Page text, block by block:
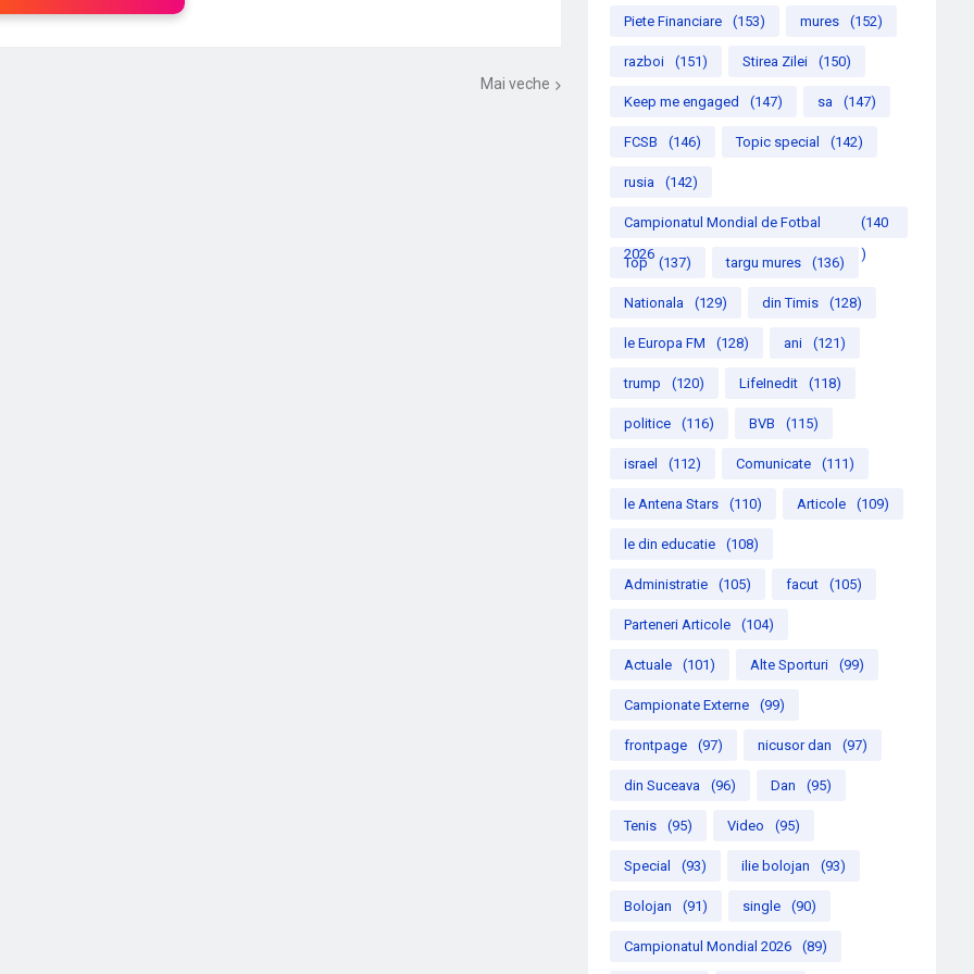
Mai veche
Piete Financiare (153) mures (152)
razboi (151) Stirea Zilei (150)
Keep me engaged (147) sa (147)
FCSB (146) Topic special (142)
rusia (142)
Campionatul Mondial de Fotbal
2026
(140
)
Top (137) targu mures (136)
Nationala (129) din Timis (128)
le Europa FM (128) ani (121)
trump (120) LifeInedit (118)
politice (116) BVB (115)
israel (112) Comunicate (111)
le Antena Stars (110) Articole (109)
le din educatie (108)
Administratie (105) facut (105)
Parteneri Articole (104)
Actuale (101) Alte Sporturi (99)
Campionate Externe (99)
frontpage (97) nicusor dan (97)
din Suceava (96) Dan (95)
Tenis (95) Video (95)
Special (93) ilie bolojan (93)
Bolojan (91) single (90)
Campionatul Mondial 2026 (89)